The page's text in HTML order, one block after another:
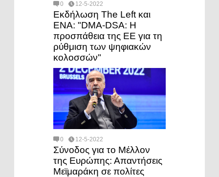
0 12-5-2022
Εκδήλωση Τhe Left και
ΕΝΑ: "DMA-DSA: Η
προσπάθεια της ΕΕ για τη
ρύθμιση των ψηφιακών
κολοσσών"
0 12-5-2022
Σύνοδος για το Μέλλον
της Ευρώπης: Απαντήσεις
Μεϊμαράκη σε πολίτες